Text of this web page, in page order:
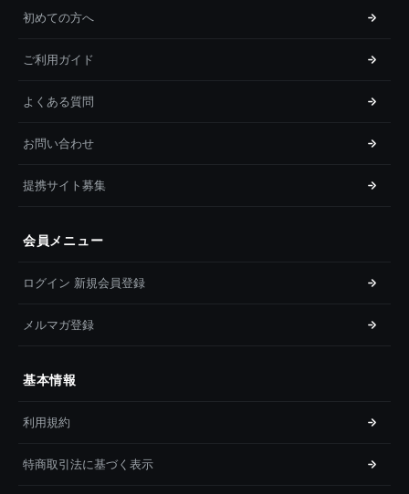
初めての方へ
ご利用ガイド
よくある質問
お問い合わせ
提携サイト募集
会員メニュー
ログイン 新規会員登録
メルマガ登録
基本情報
利用規約
特商取引法に基づく表示